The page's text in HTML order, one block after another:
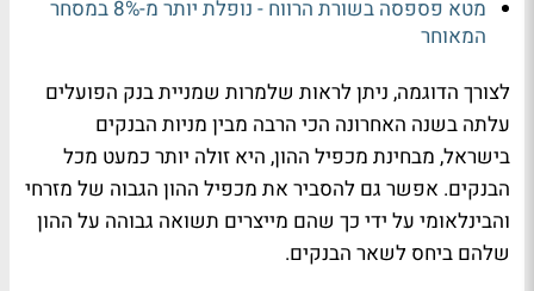
מטא פספסה בשורת הרווח - נופלת יותר מ-8% במסחר
המאוחר
לצורך הדוגמה, ניתן לראות שלמרות שמניית בנק הפועלים
עלתה בשנה האחרונה הכי הרבה מבין מניות הבנקים
בישראל, מבחינת מכפיל ההון, היא זולה יותר כמעט מכל
הבנקים. אפשר גם להסביר את מכפיל ההון הגבוה של מזרחי
והבינלאומי על ידי כך שהם מייצרים תשואה גבוהה על ההון
שלהם ביחס לשאר הבנקים.